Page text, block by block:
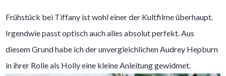
Frühstück bei Tiffany ist wohl einer der Kultfilme überhaupt.
Irgendwie passt optisch auch alles absolut perfekt. Aus
diesem Grund habe ich der unvergleichlichen Audrey Hepburn
in ihrer Rolle als Holly eine kleine Anleitung gewidmet.